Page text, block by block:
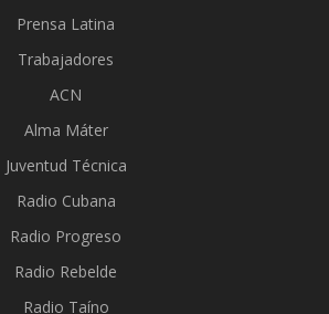
Prensa Latina
Trabajadores
ACN
Alma Máter
Juventud Técnica
Radio Cubana
Radio Progreso
Radio Rebelde
Radio Taíno